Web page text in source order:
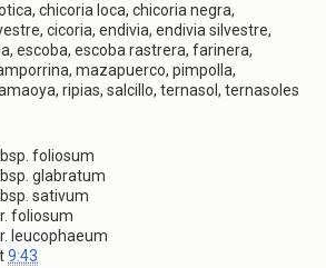
chicoria loca, chicoria negra,
cicoria, endivia, endivia silvestre,
escoba, escoba rastrera, farinera,
mazapuerco, pimpolla,
ripias, salcillo, ternasol, ternasoles
foliosum
glabratum
sativum
foliosum
leucophaeum
9:43